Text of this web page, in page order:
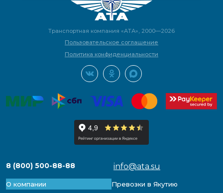
Транспортная компания «АТА», 2000—2026
Пользовательское соглашение
Политика конфиденциальности
8 (800) 500-88-88 info@ata.su
О компании
Превозки в Якутию